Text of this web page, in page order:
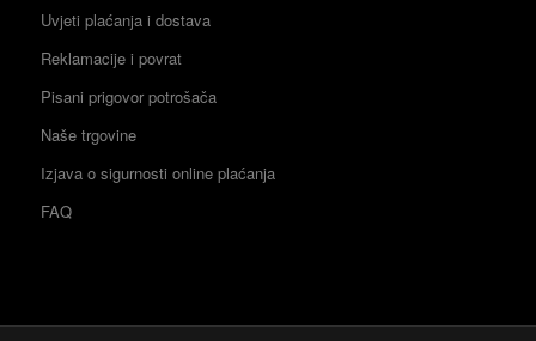
Uvjeti plaćanja i dostava
Reklamacije i povrat
Pisani prigovor potrošača
Naše trgovine
Izjava o sigurnosti online plaćanja
FAQ